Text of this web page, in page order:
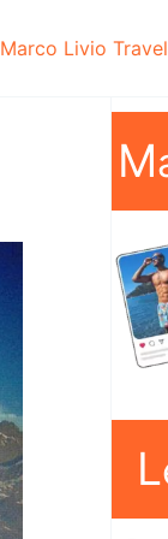
Marco Livio
M
L